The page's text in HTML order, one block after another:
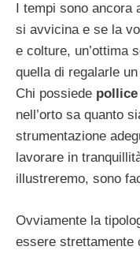
I tempi sono
si avvicina e se la
e colture, un’ottima
quella di regalarle un
Chi possiede
nell’orto sa quanto
strumentazione
lavorare in
illustreremo, sono
Ovviamente la
essere strettamente